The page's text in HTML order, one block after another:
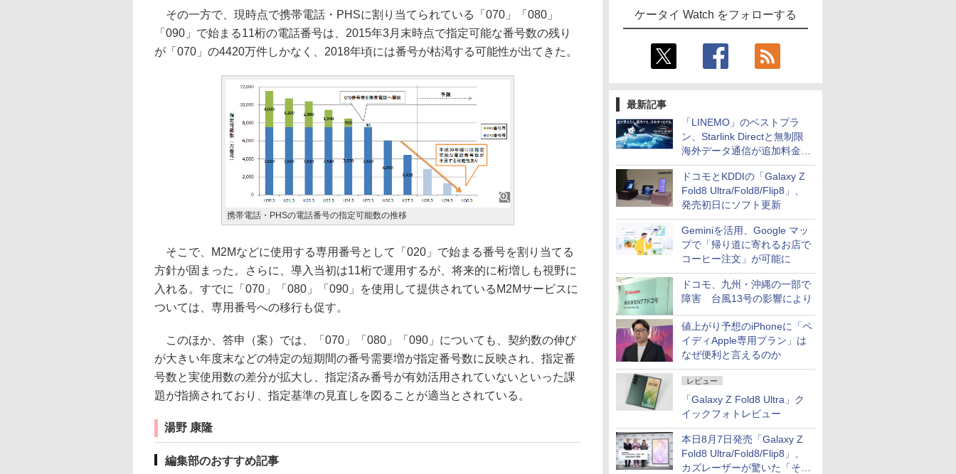
ケータイ Watch をフォローする
最新記事
「LINEMO」のベストプラ
ン、Starlink Directと無制限
海外データ通信が追加料金な
しに
ドコモとKDDIの「Galaxy Z
Fold8 Ultra/Fold8/Flip8」、
発売初日にソフト更新
Geminiを活用、Google マッ
プで「帰り道に寄れるお店で
コーヒー注文」が可能に
ドコモ、九州・沖縄の一部で
障害 台風13号の影響により
値上がり予想のiPhoneに「ペ
イディApple専用プラン」は
なぜ便利と言えるのか
レビュー
「Galaxy Z Fold8 Ultra」ク
イックフォトレビュー
本日8月7日発売「Galaxy Z
Fold8 Ultra/Fold8/Flip8」、
カズレーザーが驚いた「そば
その一方で、現時点で携帯電話・PHSに割り当てられている「070」「080」
「090」で始まる11桁の電話番号は、2015年3月末時点で指定可能な番号数の残り
が「070」の4420万件しかなく、2018年頃には番号が枯渇する可能性が出てきた。
携帯電話・PHSの電話番号の指定可能数の推移
そこで、M2Mなどに使用する専用番号として「020」で始まる番号を割り当てる
方針が固まった。さらに、導入当初は11桁で運用するが、将来的に桁増しも視野に
入れる。すでに「070」「080」「090」を使用して提供されているM2Mサービスに
ついては、専用番号への移行も促す。
このほか、答申（案）では、「070」「080」「090」についても、契約数の伸び
が大きい年度末などの特定の短期間の番号需要増が指定番号数に反映され、指定番
号数と実使用数の差分が拡大し、指定済み番号が有効活用されていないといった課
題が指摘されており、指定基準の見直しを図ることが適当とされている。
湯野 康隆
編集部のおすすめ記事